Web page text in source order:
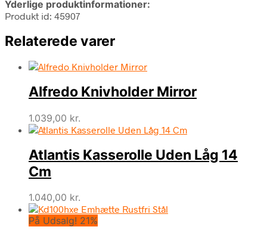
Yderlige produktinformationer:
Produkt id: 45907
Relaterede varer
Alfredo Knivholder Mirror
1.039,00 kr.
Atlantis Kasserolle Uden Låg 14
Cm
1.040,00 kr.
På Udsalg! 21%